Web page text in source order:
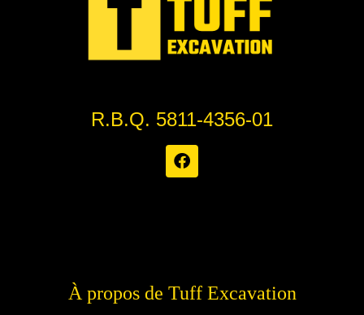
R.B.Q. 5811-4356-01
À propos de Tuff Excavation